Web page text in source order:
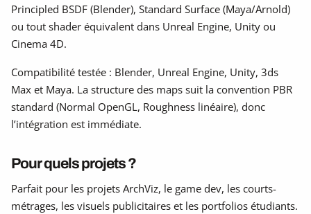
Principled BSDF (Blender), Standard Surface (Maya/Arnold)
ou tout shader équivalent dans Unreal Engine, Unity ou
Cinema 4D.
Compatibilité testée : Blender, Unreal Engine, Unity, 3ds
Max et Maya. La structure des maps suit la convention PBR
standard (Normal OpenGL, Roughness linéaire), donc
l’intégration est immédiate.
Pour quels projets ?
Parfait pour les projets ArchViz, le game dev, les courts-
métrages, les visuels publicitaires et les portfolios étudiants.